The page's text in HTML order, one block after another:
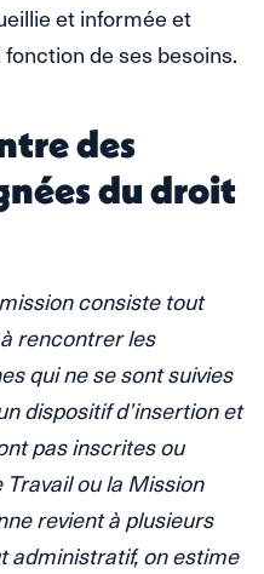
et informée et
de ses besoins.
des
du droit
consiste tout
rencontrer les
qui ne se sont suivies
dispositif d’insertion et
pas inscrites ou
ou la Mission
revient à plusieurs
administratif, on estime